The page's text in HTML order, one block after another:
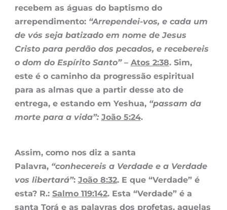
recebem as águas do baptismo do
arrependimento: “Arrependei-vos, e cada um
de vós seja batizado em nome de Jesus
Cristo para perdão dos pecados, e recebereis
o dom do Espírito Santo”– Atos 2:38. Sim,
este é o caminho da progressão espiritual
para as almas que a partir desse ato de
entrega, e estando em Yeshua, “passam da
morte para a vida”: João 5:24.
Assim, como nos diz a santa
Palavra, “conhecereis a Verdade e a Verdade
vos libertará”: João 8:32. E que “Verdade” é
esta? R.: Salmo 119:142. Esta “Verdade” é a
santa Torá e as palavras dos profetas, aquelas